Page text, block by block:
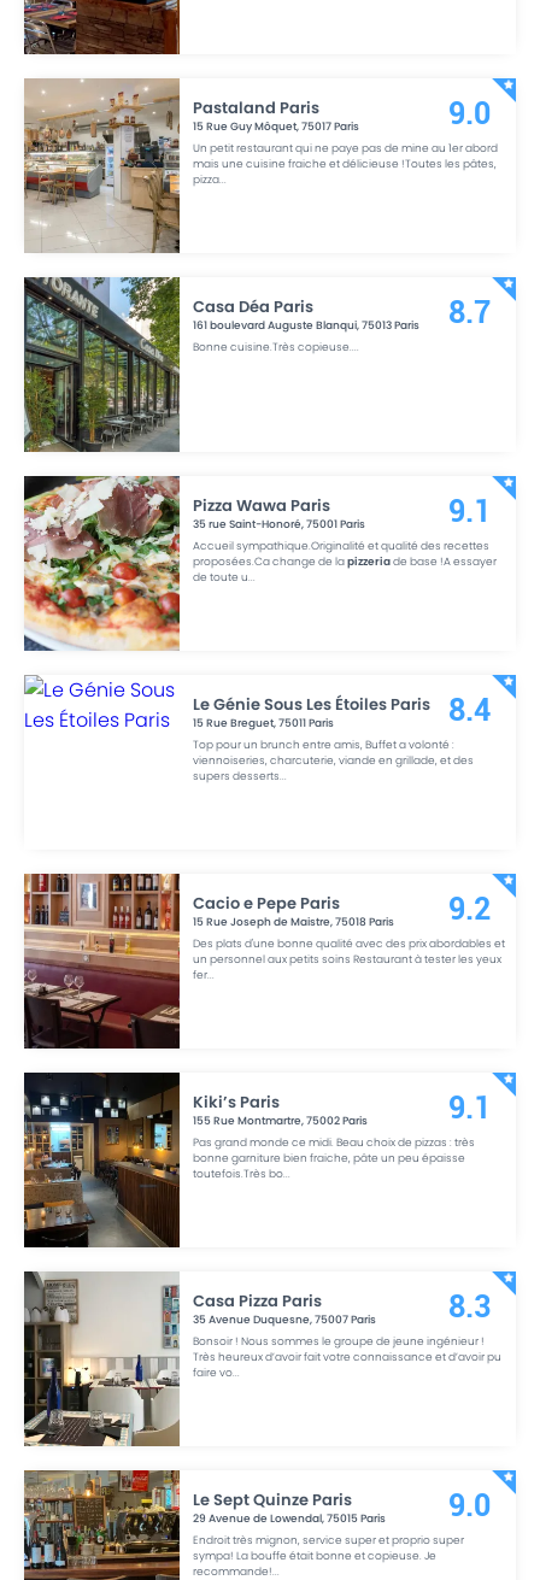
Pastaland Paris
15 Rue Guy Môquet,75017Paris
Un petit restaurant qui ne paye pas de mine au 1er abord
mais une cuisine fraiche et délicieuse !Toutes les pâtes,
pizza...
9.0
Casa Déa Paris
161 boulevard Auguste Blanqui,75013Paris
Bonne cuisine.Très copieuse....
8.7
Pizza Wawa Paris
35 rue Saint-Honoré,75001Paris
Accueil sympathique.Originalité et qualité des recettes
proposées.Ca change de lapizzeriade base !A essayer
de toute u...
9.1
Le Génie Sous Les Étoiles Paris
15 Rue Breguet,75011Paris
Top pour un brunch entre amis, Buffet a volonté :
viennoiseries, charcuterie, viande en grillade, et des
supers desserts...
8.4
Cacio e Pepe Paris
15 Rue Joseph de Maistre,75018 Paris
Des plats d'une bonne qualité avec des prix abordables et
un personnel aux petits soins Restaurant à tester les yeux
fer...
9.2
Kiki’s Paris
155 Rue Montmartre,75002Paris
Pas grand monde ce midi. Beau choix de pizzas : très
bonne garniture bien fraiche, pâte un peu épaisse
toutefois.Très bo...
9.1
Casa Pizza Paris
35 Avenue Duquesne,75007Paris
Bonsoir ! Nous sommes le groupe de jeune ingénieur !
Très heureux d’avoir fait votre connaissance et d’avoir pu
faire vo...
8.3
Le Sept Quinze Paris
29 Avenue de Lowendal,75015Paris
Endroit très mignon, service super et proprio super
sympa! La bouffe était bonne et copieuse. Je
recommande!...
9.0